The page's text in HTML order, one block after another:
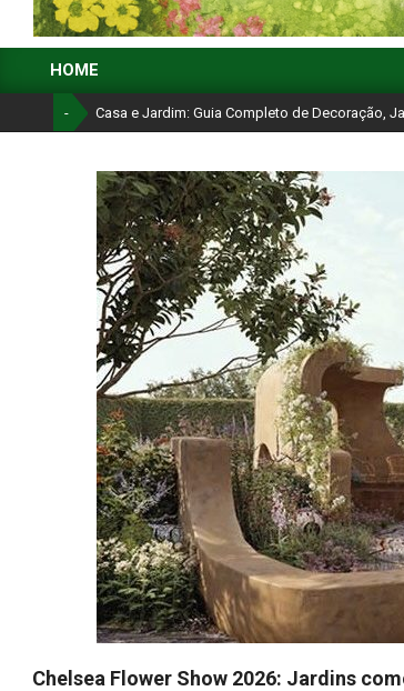
CASA
E
JARDIM:
GUIA
COMPLETO
DECORAÇÃO,
JARDINAGEM
ORGANIZAÇÃO
Primary
Navigation
Menu
HOME
- Casa e Jardim: Guia Completo de Decoração,
Chelsea Flower Show 2026: Jardins